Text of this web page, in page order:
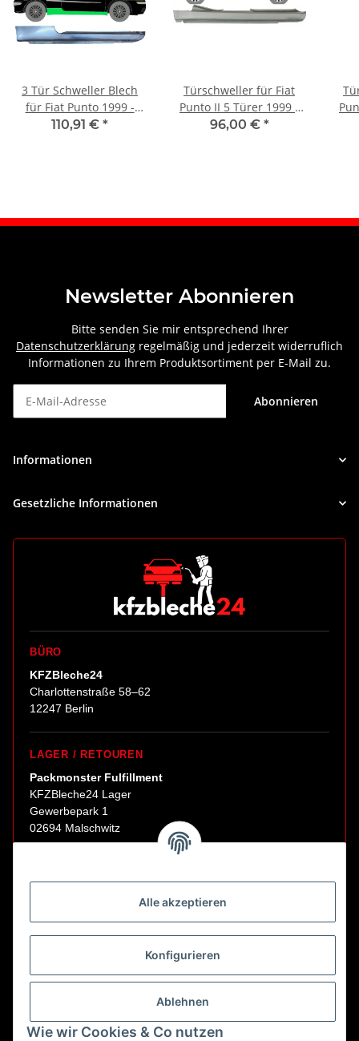
Alle akzeptieren
Konfigurieren
Ablehnen
Wie wir Cookies & Co nutzen
3 Tür Schweller Blech
für Fiat Punto 1999 -
2010 rechts
110,91 € *
Türschweller für Fiat
Punto II 5 Türer 1999 -
2010 rechts
96,00 € *
Newsletter Abonnieren
Bitte senden Sie mir entsprechend Ihrer
Datenschutzerklärung regelmäßig und jederzeit widerruflich
Informationen zu Ihrem Produktsortiment per E-Mail zu.
Abonnieren
Informationen
Gesetzliche Informationen
BÜRO
KFZBleche24
Charlottenstraße 58–62
12247 Berlin
LAGER / RETOUREN
Packmonster Fulfillment
KFZBleche24 Lager
Gewerbepark 1
02694 Malschwitz
Abholungen nur nach Terminvereinbarung.
E-Mail:sales@kfzbleche24.de
Vertrag widerrufen
* Alle Preise inkl. gesetzlicher USt., zzgl.Versand